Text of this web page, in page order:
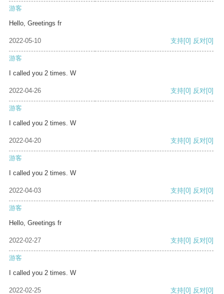
游客
Hello, Greetings fr
2022-05-10 支持[0] 反对[0]
游客
I called you 2 times. W
2022-04-26 支持[0] 反对[0]
游客
I called you 2 times. W
2022-04-20 支持[0] 反对[0]
游客
I called you 2 times. W
2022-04-03 支持[0] 反对[0]
游客
Hello, Greetings fr
2022-02-27 支持[0] 反对[0]
游客
I called you 2 times. W
2022-02-25 支持[0] 反对[0]